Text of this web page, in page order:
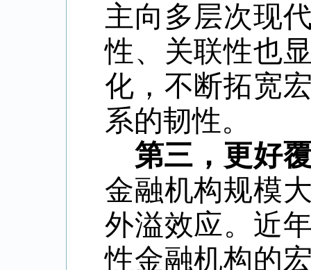
主向多层次现
性、关联性也
化，不断拓宽
系的韧性。
第三，更好
金融机构规模
外溢效应。近
性金融机构的